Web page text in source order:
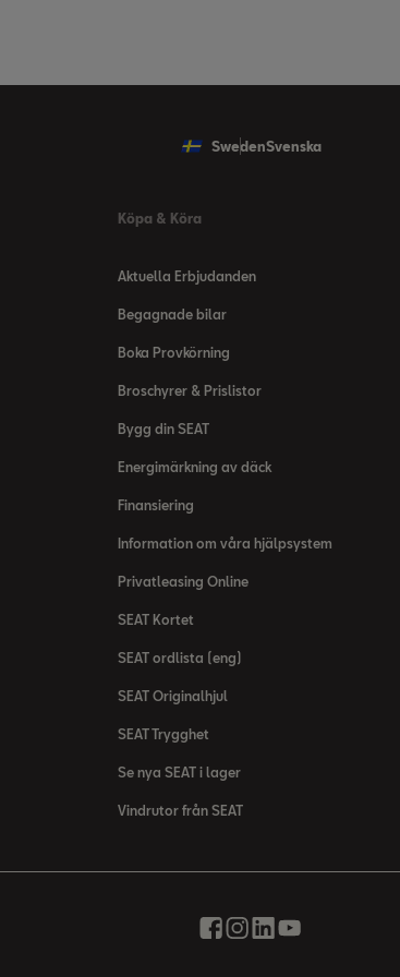
SwedenSvenska
Köpa & Köra
Aktuella Erbjudanden
Begagnade bilar
Boka Provkörning
Broschyrer & Prislistor
Bygg din SEAT
Energimärkning av däck
Finansiering
Information om våra hjälpsystem
Privatleasing Online
SEAT Kortet
SEAT ordlista (eng)
SEAT Originalhjul
SEAT Trygghet
Se nya SEAT i lager
Vindrutor från SEAT